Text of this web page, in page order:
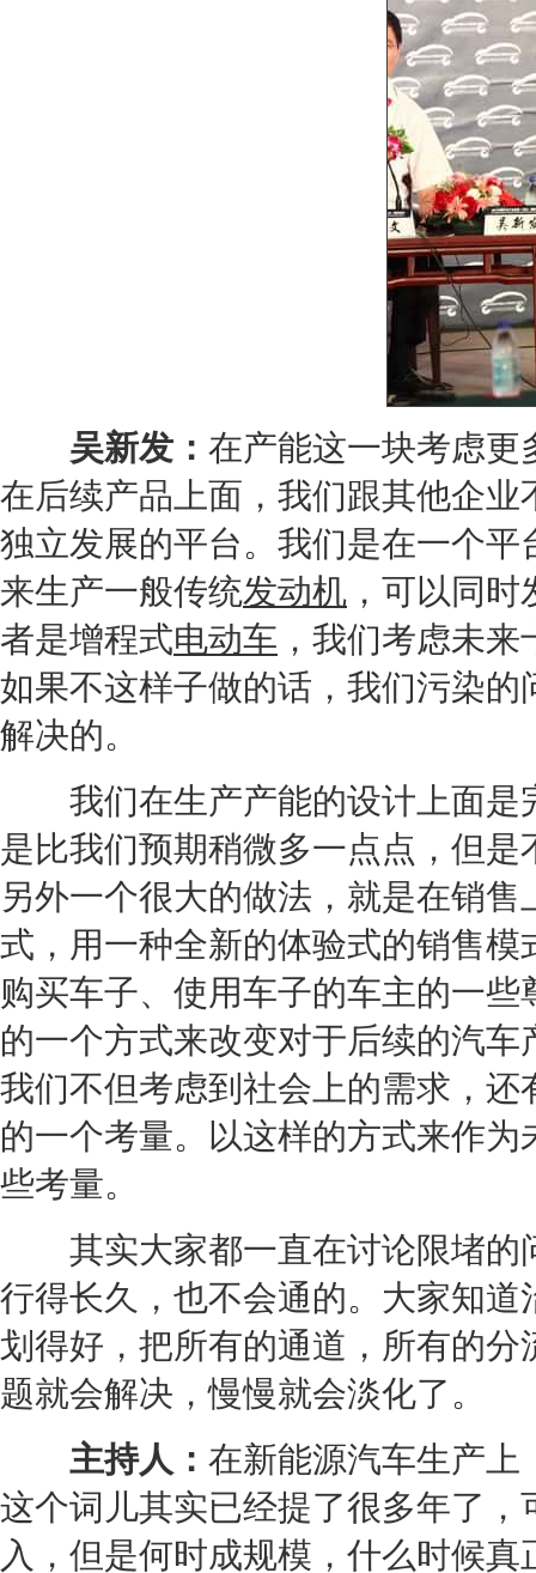
吴新发： 在产能这一块考虑更
在后续产品上面，我们跟其他企
独立发展的平台。我们是在一个
来生产一般传统发动机 ，可以同
者是增程式电动车 ，我们考虑未
如果不这样子做的话，我们污染
解决的。
我们在生产产能的设计上面是
是比我们预期稍微多一点点，但是
另外一个很大的做法，就是在销
式，用一种全新的体验式的销售
购买车子、使用车子的车主的一
的一个方式来改变对于后续的汽
我们不但考虑到社会上的需求，
的一个考量。以这样的方式来作
些考量。
其实大家都一直在讨论限堵的
行得长久，也不会通的。大家知
划得好，把所有的通道，所有的
题就会解决，慢慢就会淡化了。
主持人： 在新能源汽车生产上
这个词儿其实已经提了很多年了
入，但是何时成规模，什么时候